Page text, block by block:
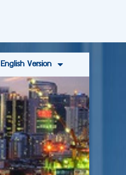
English Version